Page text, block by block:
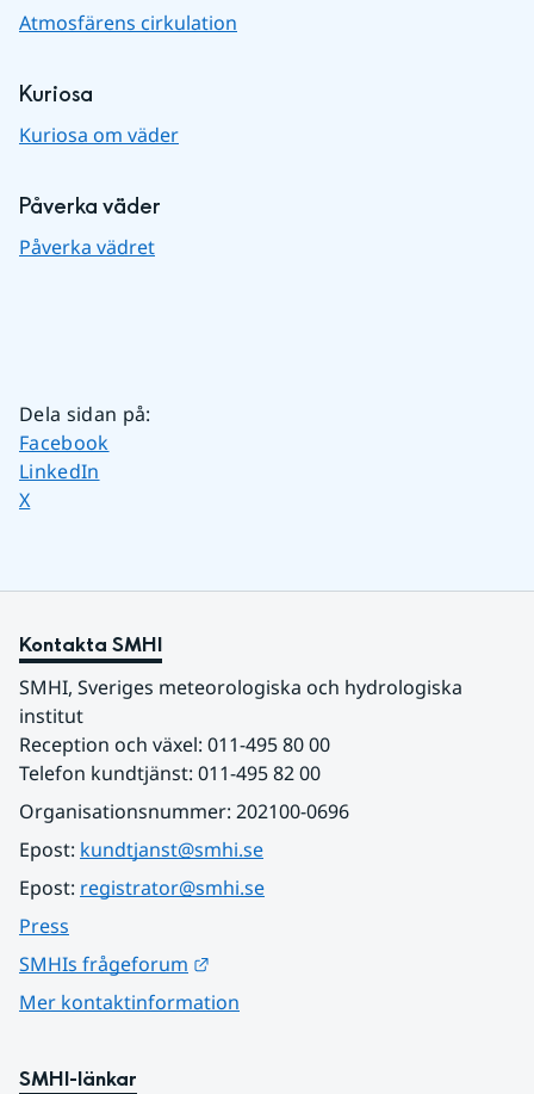
Atmosfärens cirkulation
Kuriosa
Kuriosa om väder
Påverka väder
Påverka vädret
Dela sidan på:
Dela sidan på
Facebook
Dela sidan på
LinkedIn
Dela sidan på
X
Kontakta SMHI
SMHI, Sveriges meteorologiska och hydrologiska
institut
Reception och växel: 011-495 80 00
Telefon kundtjänst: 011-495 82 00
Organisationsnummer: 202100-0696
Epost: kundtjanst@smhi.se
Epost: registrator@smhi.se
Press
SMHIs frågeforum
Mer kontaktinformation
SMHI-länkar